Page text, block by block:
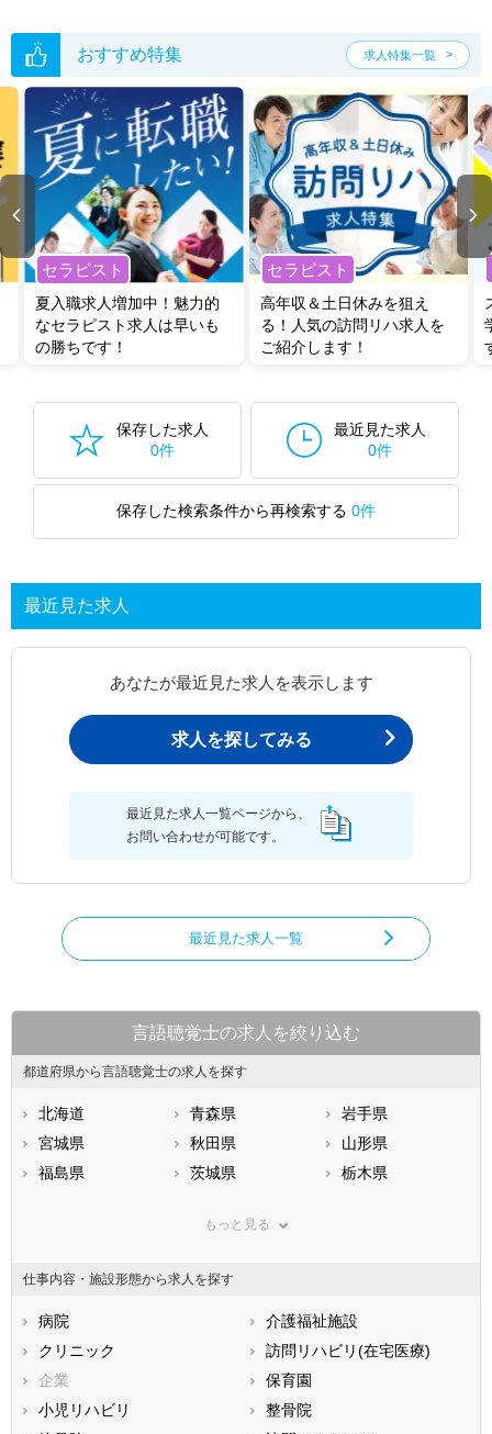
おすすめ特集 求人特集一覧
セラピスト
夏入職求人増加中！魅力的
なセラピスト求人は早いも
の勝ちです！
セラピスト
高年収＆土日休みを狙え
る！人気の訪問リハ求人を
ご紹介します！
保存した求人
0件
最近見た求人
0件
保存した検索条件から再検索する 0件
最近見た求人
あなたが最近見た求人を表示します
求人を探してみる
最近見た求人一覧ページから、
お問い合わせが可能です。
最近見た求人一覧
言語聴覚士の求人を絞り込む
都道府県から言語聴覚士の求人を探す
北海道 青森県
岩手県
宮城県
秋田県
山形県
福島県
茨城県
栃木県
神奈川県
石川県
福井県
静岡県
三重県
滋賀県
大阪府
兵庫県
鳥取県
もっと見る
仕事内容・施設形態から求人を探す
病院
介護福祉施設
クリニック
訪問リハビリ(在宅医療)
企業
保育園
小児リハビリ
整骨院